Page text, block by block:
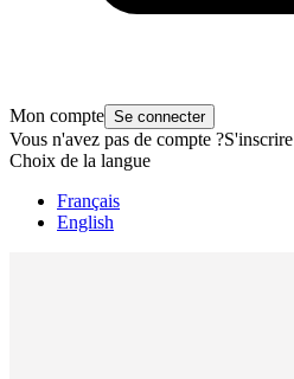
Mon compte Se connecter
Vous n'avez pas de compte ?S'inscrire
Choix de la langue
Français
English